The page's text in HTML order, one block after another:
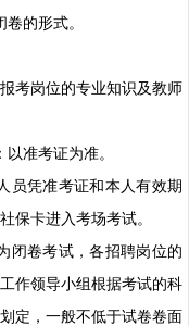
卷的形式。
考岗位的专业知识及教师
以准考证为准。
员凭准考证和本人有效期
保卡进入考场考试。
闭卷考试，各招聘岗位的
作领导小组根据考试的科
定，一般不低于试卷卷面